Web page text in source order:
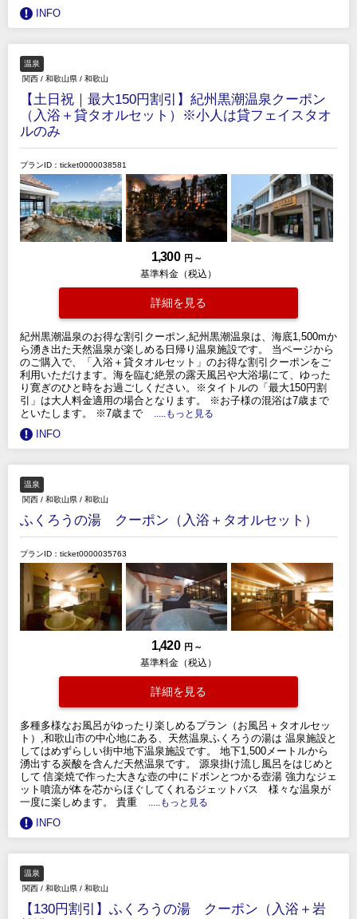
INFO
温泉
関西 / 和歌山県 / 和歌山
【土日祝｜最大150円割引】紀州黒潮温泉クーポン
（入浴＋貸タオルセット）※小人は貸フェイスタオ
ルのみ
プランID：ticket0000038581
1,300 円 ～
基準料金（税込）
詳細を見る
紀州黒潮温泉のお得な割引クーポン,紀州黒潮温泉は、海底1,500mか
ら湧き出た天然温泉が楽しめる日帰り温泉施設です。 当ページから
のご購入で、「入浴＋貸タオルセット」のお得な割引クーポンをご
利用いただけます。海を臨む絶景の露天風呂や大浴場にて、ゆった
り寛ぎのひと時をお過ごしください。※タイトルの「最大150円割
引」は大人料金適用の場合となります。 ※お子様の混浴は7歳まで
といたします。 ※7歳まで
.....もっと見る
INFO
温泉
関西 / 和歌山県 / 和歌山
ふくろうの湯 クーポン（入浴＋タオルセット）
プランID：ticket0000035763
1,420 円 ～
基準料金（税込）
詳細を見る
多種多様なお風呂がゆったり楽しめるプラン（お風呂＋タオルセッ
ト）,和歌山市の中心地にある、天然温泉ふくろうの湯は 温泉施設と
してはめずらしい街中地下温泉施設です。 地下1,500メートルから
湧出する炭酸を含んだ天然温泉です。 源泉掛け流し風呂をはじめと
して 信楽焼で作った大きな壺の中にドボンとつかる壺湯 強力なジェ
ット噴流が体を芯からほぐしてくれるジェットバス 様々な温泉が
一度に楽しめます。 貴重
.....もっと見る
INFO
温泉
関西 / 和歌山県 / 和歌山
【130円割引】ふくろうの湯 クーポン（入浴＋岩